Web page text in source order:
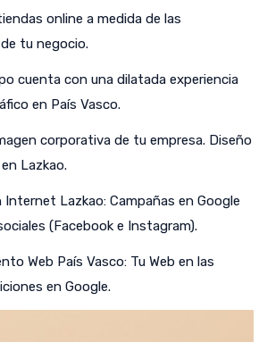
online a medida de las
tu negocio.
cuenta con una dilatada experiencia
en País Vasco.
corporativa de tu empresa. Diseño
Lazkao.
Internet Lazkao: Campañas en Google
(Facebook e Instagram).
Web País Vasco: Tu Web en las
en Google.